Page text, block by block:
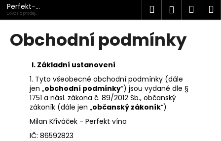
Přejít
na
obsah
Perfekt-
víno.cz
Dovoz a prodej
kvalitních vín
Hledat
Obchodní podmínky
I. Základní ustanovení
1. Tyto všeobecné obchodní podmínky (dále
jen „obchodní podmínky“) jsou vydané dle §
1751 a násl. zákona č. 89/2012 Sb., občanský
zákoník (dále jen „občanský zákoník“)
Milan Křiváček - Perfekt víno
IČ: 86592823
K
o